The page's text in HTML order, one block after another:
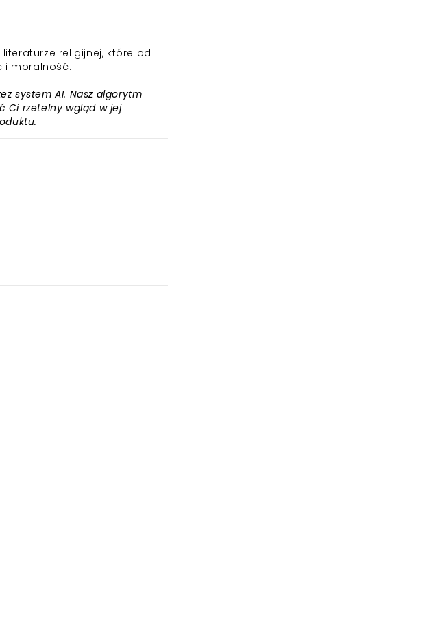
religijnej, które od
i moralność.
system AI. Nasz algorytm
Ci rzetelny wgląd w jej